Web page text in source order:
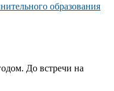
образования
До встречи на